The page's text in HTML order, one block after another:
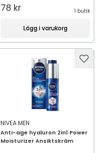
78 kr 1 butik
Lägg i varukorg
NIVEA MEN
Anti-age hyaluron 2in1 Power
Moisturizer Ansiktskräm